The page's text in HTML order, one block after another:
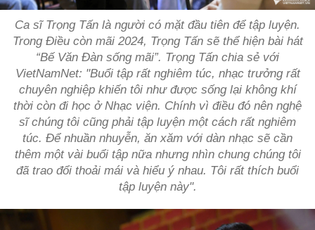
Ca sĩ Trọng Tấn là người có mặt đầu tiên để tập luyện.
Trong Điều còn mãi 2024, Trọng Tấn sẽ thể hiện bài hát
“Bế Văn Đàn sống mãi”. Trọng Tấn chia sẻ với
VietNamNet: "Buổi tập rất nghiêm túc, nhạc trưởng rất
chuyên nghiệp khiến tôi như được sống lại không khí
thời còn đi học ở Nhạc viện. Chính vì điều đó nên nghệ
sĩ chúng tôi cũng phải tập luyện một cách rất nghiêm
túc. Để nhuần nhuyễn, ăn xăm với dàn nhạc sẽ cần
thêm một vài buổi tập nữa nhưng nhìn chung chúng tôi
đã trao đổi thoải mái và hiểu ý nhau. Tôi rất thích buổi
tập luyện này".